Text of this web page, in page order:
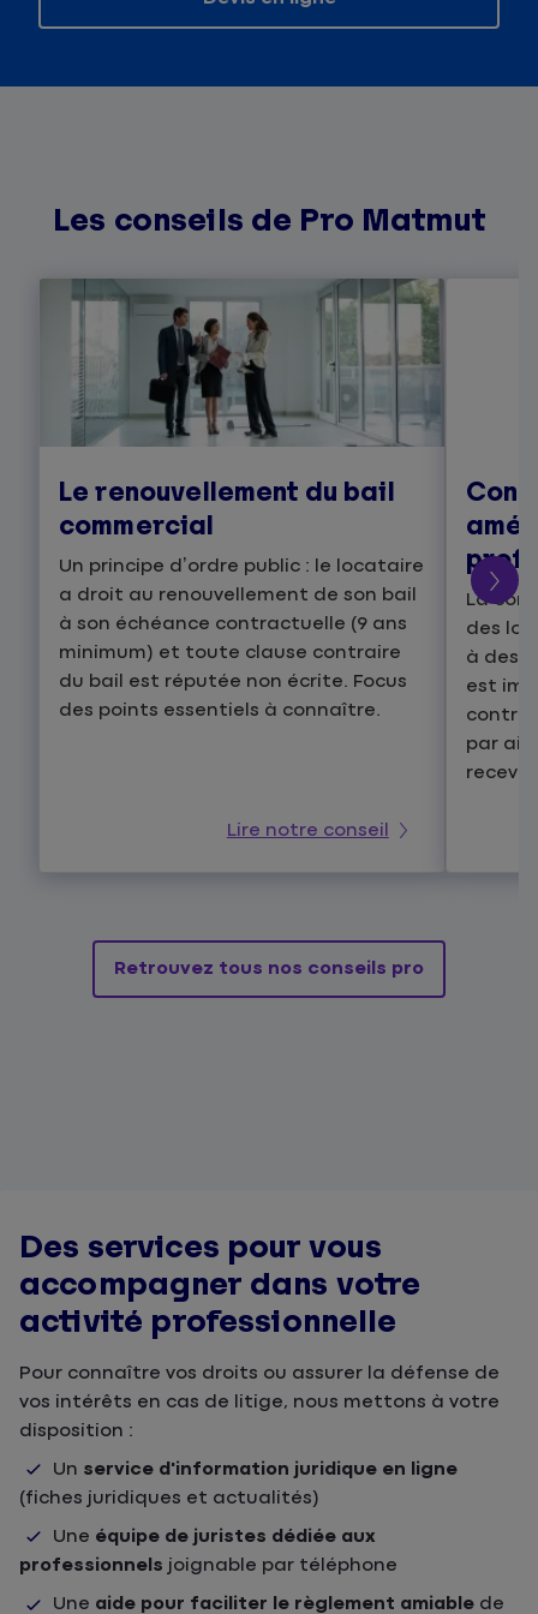
Les conseils de Pro Matmut
Le renouvellement du bail
commercial
Un principe d’ordre public : le locataire
a droit au renouvellement de son bail
à son échéance contractuelle (9 ans
minimum) et toute clause contraire
du bail est réputée non écrite. Focus
des points essentiels à connaître.
Lire notre conseil
La
des
à des
est
par
Retrouvez tous nos conseils pro
Des services pour vous
accompagner dans votre
activité professionnelle
Pour connaître vos droits ou assurer la défense de
vos intérêts en cas de litige, nous mettons à votre
disposition :
Un service d'information juridique en ligne
(fiches juridiques et actualités)
Une équipe de juristes dédiée aux
professionnels joignable par téléphone
Une aide pour faciliter le règlement amiable de